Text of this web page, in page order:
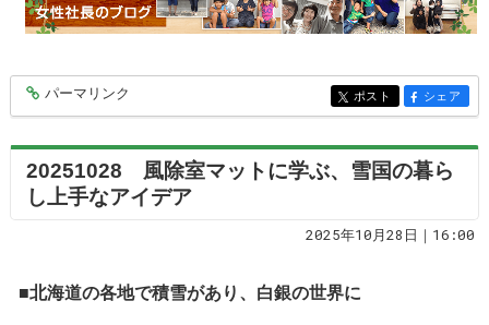
entry9993
パーマリンク entry9993
ポスト entry9993
シェア
20251028 風除室マットに学ぶ、雪国の暮ら
し上手なアイデア
2025年10月28日｜16:00
■北海道の各地で積雪があり、白銀の世界に